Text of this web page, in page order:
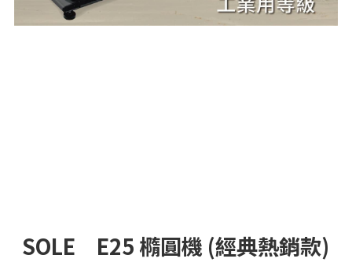
SOLE　E25 橢圓機 (經典熱銷款)